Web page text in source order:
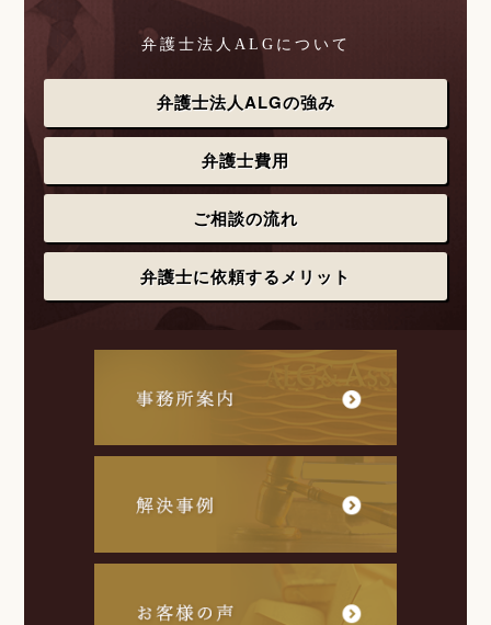
弁護士法人ALGについて
弁護士法人ALGの強み
弁護士費用
ご相談の流れ
弁護士に依頼するメリット